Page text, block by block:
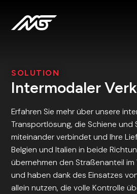
CSR
Über uns
Kontakt
SOLUTION
Intermodaler
Erfahren Sie mehr über unsere
Transportlösung, die Schiene
miteinander verbindet und Ihre
Belgien und Italien in beide
übernehmen den Straßenanteil
und haben dank des Einsatzes
allein nutzen, die volle Kontrolle